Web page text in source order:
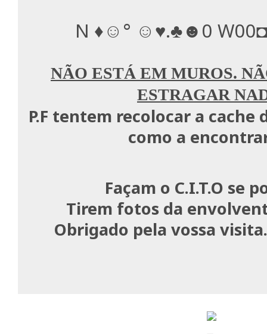
N ♦☺° ☺♥.♣☻0
NÃO ESTÁ EM MUROS.
ESTRAGAR
P.F tentem recolocar a cache
como a
Façam o C.I.T.O se
Tirem fotos da
Obrigado pela vossa